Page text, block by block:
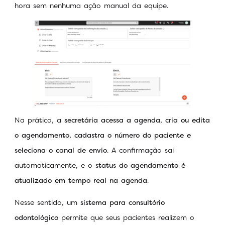
hora sem nenhuma ação manual da equipe.
Na prática, a secretária acessa a agenda, cria ou edita
o agendamento, cadastra o número do paciente e
seleciona o canal de envio. A confirmação sai
automaticamente, e o status do agendamento é
atualizado em tempo real na agenda.
Nesse sentido, um sistema para consultório
odontológico permite que seus pacientes realizem o